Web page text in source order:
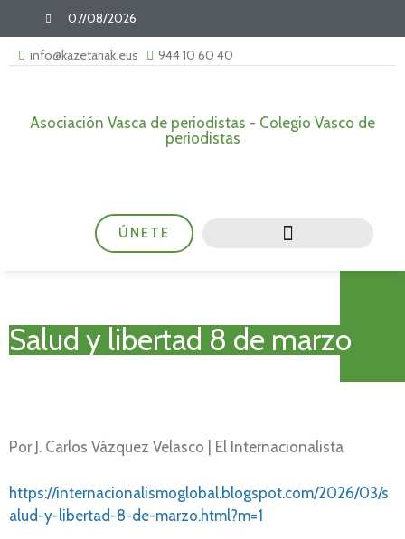
07/08/2026
info@kazetariak.eus 944 10 60 40
Asociación Vasca de periodistas - Colegio Vasco de
periodistas
ÚNETE
Salud y libertad 8 de marzo
Por J. Carlos Vázquez Velasco | El Internacionalista
https://internacionalismoglobal.blogspot.com/2026/03/s
alud-y-libertad-8-de-marzo.html?m=1